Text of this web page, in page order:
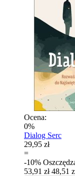
Ocena:
0%
Dialog Serc
29,95 zł
=
-10%
53,91 zł 48,51